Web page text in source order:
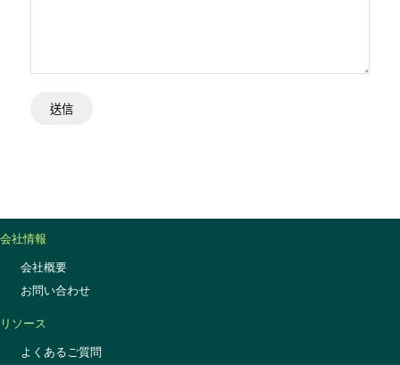
会社情報
会社概要
お問い合わせ
リソース
よくあるご質問